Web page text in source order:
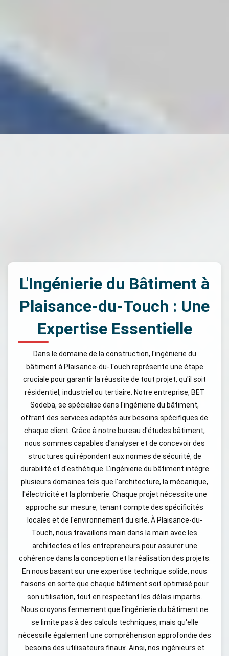
L'Ingénierie du Bâtiment à
Plaisance-du-Touch : Une
Expertise Essentielle
Dans le domaine de la construction, l'ingénierie du
bâtiment à Plaisance-du-Touch représente une étape
cruciale pour garantir la réussite de tout projet, qu'il soit
résidentiel, industriel ou tertiaire. Notre entreprise, BET
Sodeba, se spécialise dans l'ingénierie du bâtiment,
offrant des services adaptés aux besoins spécifiques de
chaque client. Grâce à notre bureau d'études bâtiment,
nous sommes capables d'analyser et de concevoir des
structures qui répondent aux normes de sécurité, de
durabilité et d'esthétique. L'ingénierie du bâtiment intègre
plusieurs domaines tels que l'architecture, la mécanique,
l'électricité et la plomberie. Chaque projet nécessite une
approche sur mesure, tenant compte des spécificités
locales et de l'environnement du site. À Plaisance-du-
Touch, nous travaillons main dans la main avec les
architectes et les entrepreneurs pour assurer une
cohérence dans la conception et la réalisation des projets.
En nous basant sur une expertise technique solide, nous
faisons en sorte que chaque bâtiment soit optimisé pour
son utilisation, tout en respectant les délais impartis.
Nous croyons fermement que l'ingénierie du bâtiment ne
se limite pas à des calculs techniques, mais qu'elle
nécessite également une compréhension approfondie des
besoins des utilisateurs finaux. Ainsi, nos ingénieurs et